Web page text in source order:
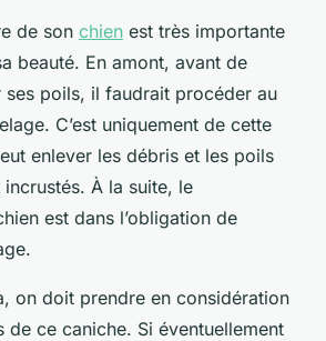
de son chien est très importante
beauté. En amont, avant de
ses poils, il faudrait procéder au
C’est uniquement de cette
enlever les débris et les poils
À la suite, le
est dans l’obligation de
on doit prendre en considération
de ce caniche. Si éventuellement